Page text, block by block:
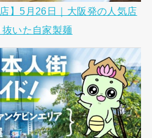
】5月26日｜大阪発の人気店
いた自家製麺